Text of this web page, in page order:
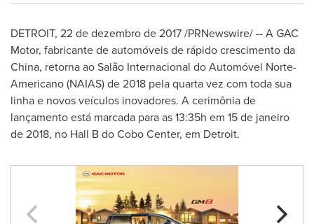
DETROIT, 22 de dezembro de 2017 /PRNewswire/ -- A GAC
Motor, fabricante de automóveis de rápido crescimento da
China, retorna ao Salão Internacional do Automóvel Norte-
Americano (NAIAS) de 2018 pela quarta vez com toda sua
linha e novos veículos inovadores. A cerimônia de
lançamento está marcada para as 13:35h em 15 de janeiro
de 2018, no Hall B do Cobo Center, em Detroit.